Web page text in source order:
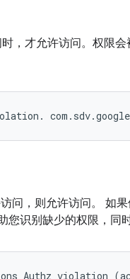
，才允许访问。权限
问，则允许访问。 如
您识别缺少的权限，同